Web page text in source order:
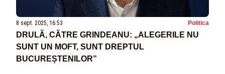
8 sept. 2025, 16:53 Politica
DRULĂ, CĂTRE GRINDEANU: „ALEGERILE NU
SUNT UN MOFT, SUNT DREPTUL
BUCUREȘTENILOR”